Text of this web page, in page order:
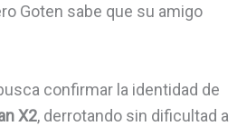
Goten sabe que su amigo
confirmar la identidad de
X2, derrotando sin dificultad a